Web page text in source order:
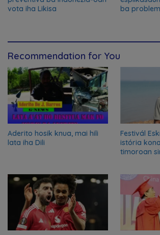
vota iha Likisa
ba
Recommendation for You
Aderito hosik knua, mai hili
lata iha Dili
Festivál
istória
timoroan